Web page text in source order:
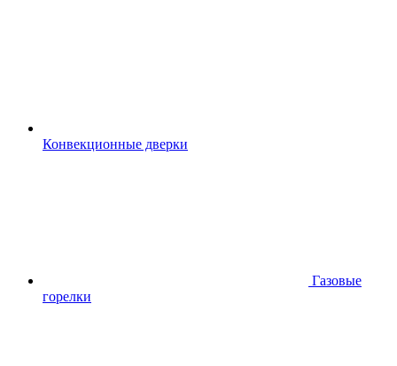
Конвекционные дверки
Газовые
горелки